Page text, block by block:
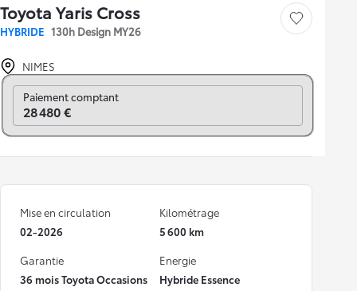
Toyota Yaris Cross
HYBRIDE 130h Design MY26
Sauvegarder le
NIMES
Prix mensuel
Paiement comptant
28 480 €
Mise en circulation
02-2026
Kilométrage
5 600 km
Garantie
36 mois Toyota Occasions
Energie
Hybride Essence